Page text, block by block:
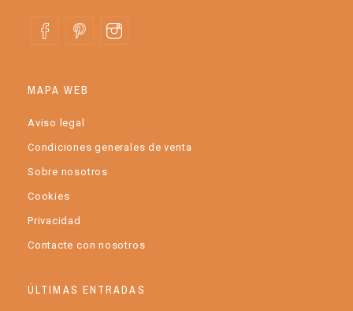
MAPA WEB
Aviso legal
Condiciones generales de venta
Sobre nosotros
Cookies
Privacidad
Contacte con nosotros
ÚLTIMAS ENTRADAS